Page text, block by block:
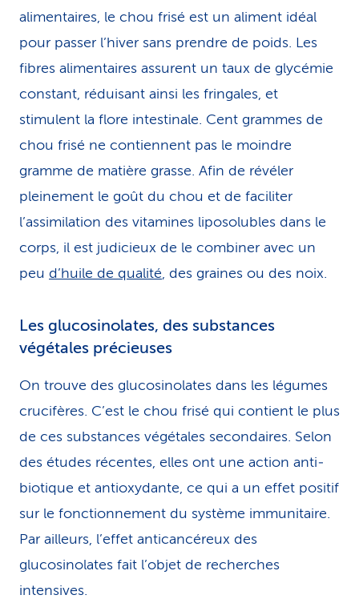
alimentaires, le chou frisé est un aliment idéal
pour passer l’hiver sans prendre de poids. Les
fibres alimentaires assurent un taux de glycémie
constant, réduisant ainsi les fringales, et
stimulent la flore intestinale. Cent grammes de
chou frisé ne conti­en­nent pas le moindre
gramme de matière grasse. Afin de révéler
pleinement le goût du chou et de faciliter
l’assimilation des vitamines liposolubles dans le
corps, il est judicieux de le combiner avec un
peu d’huile de qualité, des graines ou des noix.
Les glucosinolates, des substances
végétales précieuses
On trouve des glucosinolates dans les légumes
crucifères. C’est le chou frisé qui contient le plus
de ces substances végétales secondaires. Selon
des études récentes, elles ont une action anti­
bio­tique et anti­oxy­dante, ce qui a un effet positif
sur le fonctionnement du système immunitaire.
Par ailleurs, l’effet anticancéreux des
glucosinolates fait l’objet de recherches
intensives.